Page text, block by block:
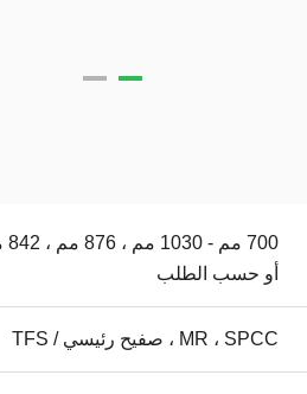
أو حسب الطلب
MR ، SPCC ، صفيح رئيسي / TFS